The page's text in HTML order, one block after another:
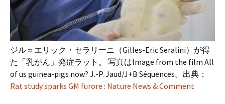
ジル＝エリック・セラリーニ（Gilles-Eric Seralini）が得
た「乳がん」発症ラット。 写真はImage from the film All
of us guinea-pigs now? J.-P. Jaud/J+B Séquences。出典：
Rat study sparks GM furore : Nature News & Comment